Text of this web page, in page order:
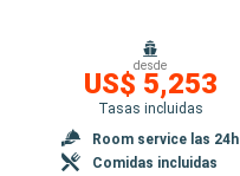
desde
US$ 5,253
Tasas incluidas
Room service las 24h
Comidas incluidas